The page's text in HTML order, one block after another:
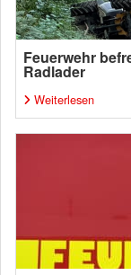
Feuerwehr
Radlader
Weiterlesen